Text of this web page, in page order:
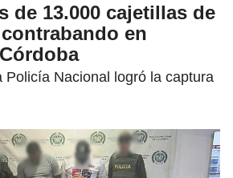
de 13.000 cajetillas de
en
Policía Nacional logró la captura